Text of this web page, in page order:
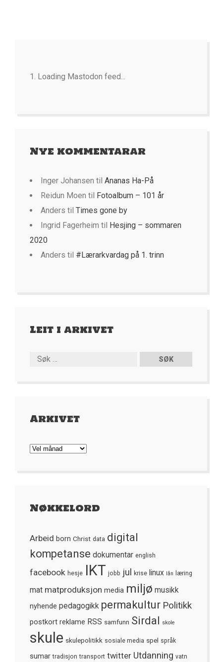
Loading Mastodon feed...
Nye kommentarar
Inger Johansen til Ananas Ha-På
Reidun Moen til Fotoalbum – 101 år
Anders til Times gone by
Ingrid Fagerheim til Hesjing – sommaren
2020
Anders til #Lærarkvardag på 1. trinn
Leit i arkivet
Arkivet
Arkivet
Nøkkelord
Arbeid born Christ data digital
kompetanse dokumentar english
facebook hesje IKT jobb jul krise linux lån læring
mat matproduksjon media miljø musikk
nyhende pedagogikk permakultur Politikk
postkort reklame RSS samfunn Sirdal skole
skule skulepolitikk sosiale media spel språk
sumar tradisjon transport twitter Utdanning vatn